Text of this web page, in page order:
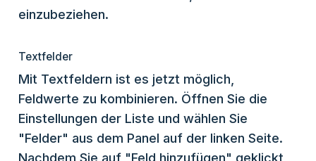
einzubeziehen.
Textfelder
Mit Textfeldern ist es jetzt möglich,
Feldwerte zu kombinieren. Öffnen Sie die
Einstellungen der Liste und wählen Sie
"Felder" aus dem Panel auf der linken Seite.
Nachdem Sie auf "Feld hinzufügen" geklickt